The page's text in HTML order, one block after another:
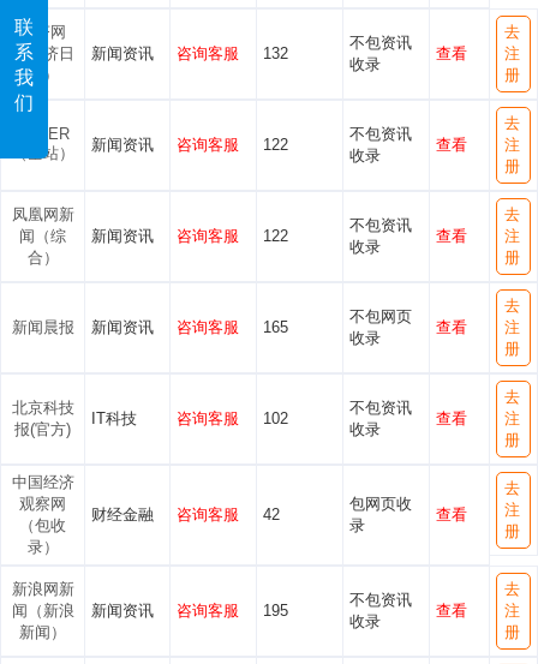
联
系
我
们
经济网
（经济日
报）
新闻资讯 咨询客服 132
不包资讯
收录
查看
去
注
册
ZAKER
（全站）
新闻资讯 咨询客服 122
不包资讯
收录
查看
去
注
册
凤凰网新
闻（综
合）
新闻资讯 咨询客服 122
不包资讯
收录
查看
去
注
册
新闻晨报 新闻资讯 咨询客服 165
不包网页
收录
查看
去
注
册
北京科技
报(官方)
IT科技 咨询客服 102
不包资讯
收录
查看
去
注
册
中国经济
观察网
（包收
录）
财经金融 咨询客服 42
包网页收
录
查看
去
注
册
新浪网新
闻（新浪
新闻）
新闻资讯 咨询客服 195
不包资讯
收录
查看
去
注
册